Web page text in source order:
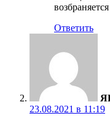
Ответить
23.08.2021 в 11:19